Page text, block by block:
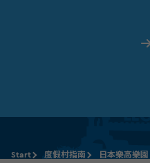
Start 度假村指南 日本樂高樂園